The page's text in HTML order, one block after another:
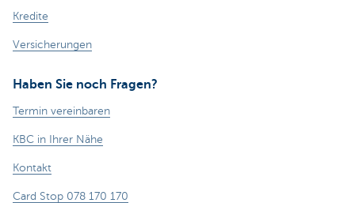
Kredite
Versicherungen
Haben Sie noch Fragen?
Termin vereinbaren
KBC in Ihrer Nähe
Kontakt
Card Stop 078 170 170